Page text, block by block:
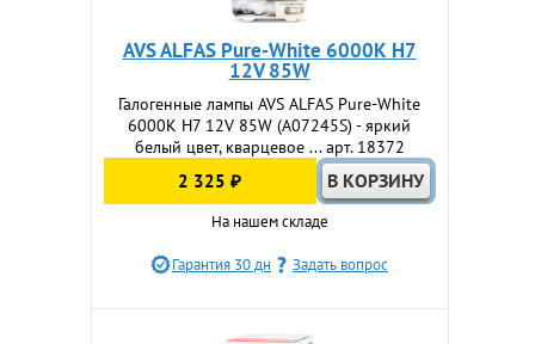
AVS ALFAS Pure-White 6000К H7
12V 85W
Галогенные лампы AVS ALFAS Pure-White
6000К H7 12V 85W (A07245S) - яркий
белый цвет, кварцевое ... арт. 18372
2 325 ₽
На нашем складе
Гарантия 30 дн Задать вопрос